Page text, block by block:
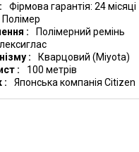
Фірмова гарантія: 24 місяці
Полімер
Полімерний ремінь
Кварцовий (Miyota)
100 метрів
Японська компанія Citizen